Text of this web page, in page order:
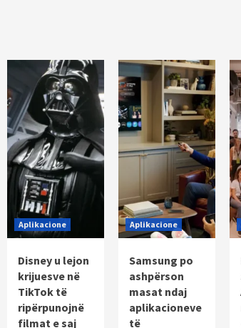
Aplikacione
Disney u lejon
krijuesve në
TikTok të
ripërpunojnë
filmat e saj
Aplikacione
Samsung po
ashpërson
masat ndaj
aplikacioneve
të